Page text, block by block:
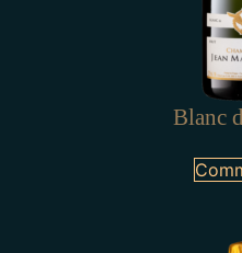
Blanc